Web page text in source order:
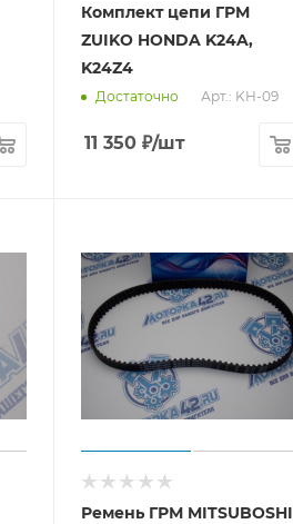
Комплект цепи ГРМ
ZUIKO HONDA K24A,
K24Z4
Достаточно Арт.: KH-09
11 350 ₽/шт
Ремень ГРМ MITSUBOSHI